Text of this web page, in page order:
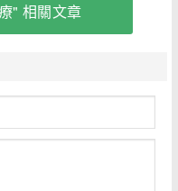
" 相關文章